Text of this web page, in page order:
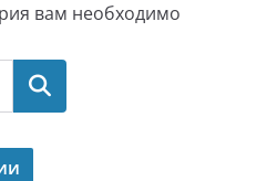
вам необходимо
Поиск